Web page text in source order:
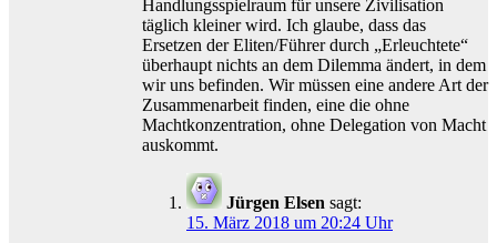
Handlungsspielraum für unsere Zivilisation
täglich kleiner wird. Ich glaube, dass das
Ersetzen der Eliten/Führer durch „Erleuchtete“
überhaupt nichts an dem Dilemma ändert, in dem
wir uns befinden. Wir müssen eine andere Art der
Zusammenarbeit finden, eine die ohne
Machtkonzentration, ohne Delegation von Macht
auskommt.
Jürgen Elsen sagt:
15. März 2018 um 20:24 Uhr